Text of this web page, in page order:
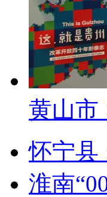
黄山市
怀宁县
淮南